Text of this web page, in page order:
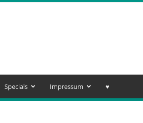
Specials Impressum ♥️